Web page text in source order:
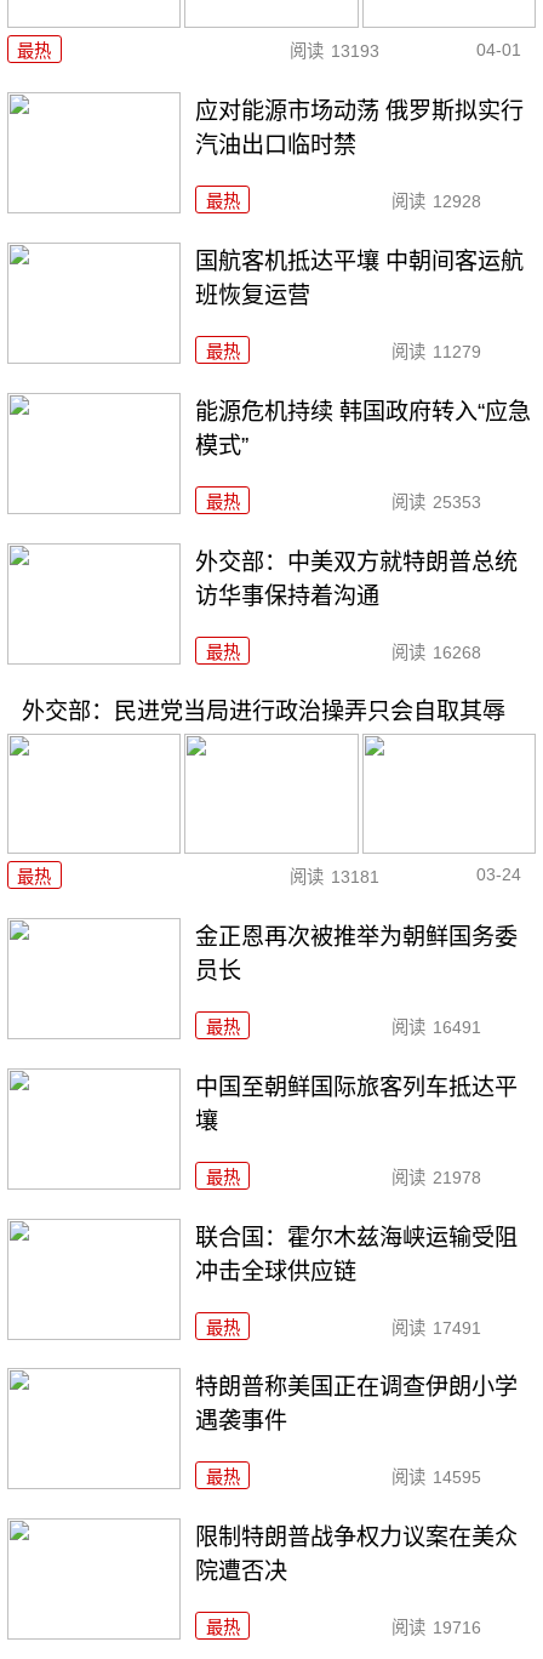
最热 阅读 13193 04-01
应对能源市场动荡 俄罗斯拟实行
汽油出口临时禁
最热 阅读 12928
国航客机抵达平壤 中朝间客运航
班恢复运营
最热 阅读 11279
能源危机持续 韩国政府转入“应急
模式”
最热 阅读 25353
外交部：中美双方就特朗普总统
访华事保持着沟通
最热 阅读 16268
外交部：民进党当局进行政治操弄只会自取其辱
最热 阅读 13181 03-24
金正恩再次被推举为朝鲜国务委
员长
最热 阅读 16491
中国至朝鲜国际旅客列车抵达平
壤
最热 阅读 21978
联合国：霍尔木兹海峡运输受阻
冲击全球供应链
最热 阅读 17491
特朗普称美国正在调查伊朗小学
遇袭事件
最热 阅读 14595
限制特朗普战争权力议案在美众
院遭否决
最热 阅读 19716